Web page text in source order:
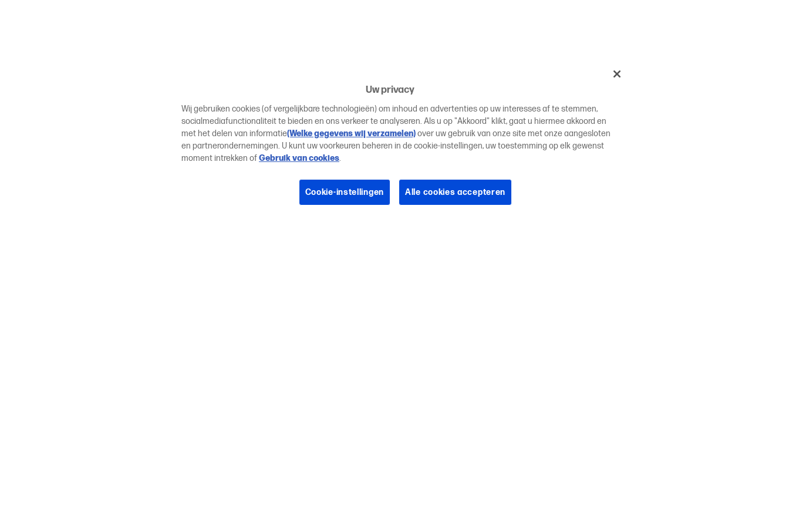
Uw privacy
Wij gebruiken cookies (of vergelijkbare technologieën) om inhoud en advertenties op uw interesses af te stemmen,
socialmediafunctionaliteit te bieden en ons verkeer te analyseren. Als u op "Akkoord" klikt, gaat u hiermee akkoord en
met het delen van informatie(Welke gegevens wij verzamelen)over uw gebruik van onze site met onze aangesloten
en partnerondernemingen. U kunt uw voorkeuren beheren in de cookie-instellingen, uw toestemming op elk gewenst
moment intrekken ofGebruik van cookies.
Cookie-instellingen Alle cookies accepteren